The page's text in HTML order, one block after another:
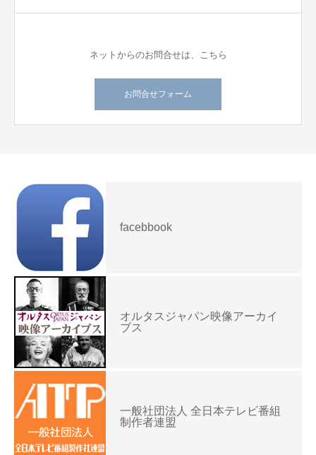
ネットからのお問合せは、こちら
お問合せフォーム
facebbook
オルタスジャパン映像アーカイ
ブス
一般社団法人 全日本テレビ番組
制作者連盟